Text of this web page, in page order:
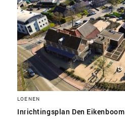
LOENEN
Inrichtingsplan Den Eikenboom